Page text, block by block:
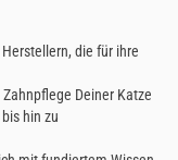
die für ihre
Deiner Katze
hin zu